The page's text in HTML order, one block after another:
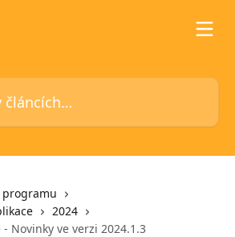
programu
2024
Novinky ve verzi 2024.1.3